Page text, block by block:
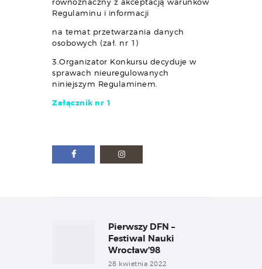
Regulaminu i informacji
na temat przetwarzania danych
osobowych (zał. nr 1)
3.Organizator Konkursu decyduje w
sprawach nieuregulowanych
niniejszym Regulaminem.
Załącznik nr 1
Previous
post:
Pierwszy DFN –
Festiwal Nauki
Wrocław’98
28 kwietnia 2022